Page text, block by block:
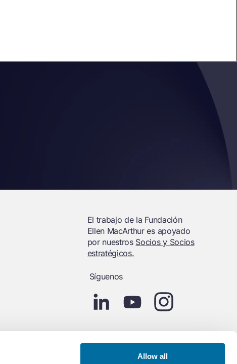
Allow all
El trabajo de la Fundación
Ellen MacArthur es apoyado
por nuestros Socios y Socios
estratégicos.
Síguenos